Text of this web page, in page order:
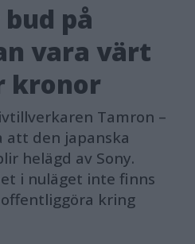
på
vara värt
kronor
Tamron –
att den japanska
helägd av Sony.
i nuläget inte finns
kring